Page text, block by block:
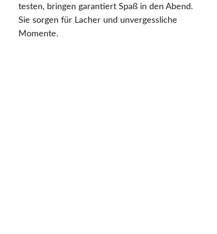
testen, bringen garantiert Spaß in den Abend.
Sie sorgen für Lacher und unvergessliche
Momente.